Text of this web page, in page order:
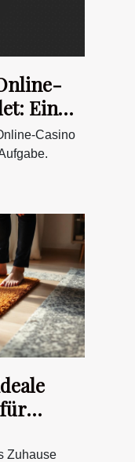
Ein
Casino
Zuhause